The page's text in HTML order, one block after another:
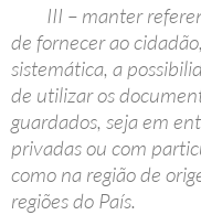
III – manter
de fornecer ao
sistemática, a
de utilizar os
guardados, seja em
privadas ou com
como na região de
regiões do País.